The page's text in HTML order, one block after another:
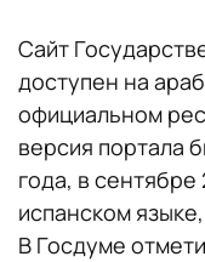
Сайт
доступен на
официальном
версия портала
года, в
испанском
В Госдуме